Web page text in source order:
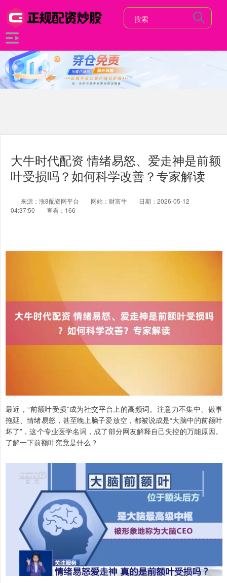
大牛时代配资 情绪易怒、爱走神是前额
叶受损吗？如何科学改善？专家解读
来源：涨8配资网平台 网站：财富牛
日期：2026-05-12
04:37:50
查看：166
最近，“前额叶受损”成为社交平台上的高频词。注意力不集中、做事
拖延、情绪易怒，甚至晚上脑子爱放空，都被说成是“大脑中的前额叶
坏了”，这个专业医学名词，成了部分网友解释自己失控的万能原因。
了解一下前额叶究竟是什么？